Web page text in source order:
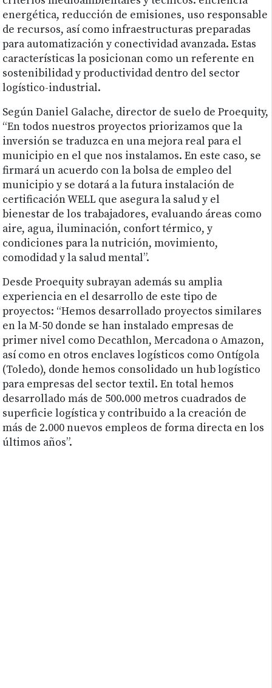
energética, reducción de emisiones, uso responsable
de recursos, así como infraestructuras preparadas
para automatización y conectividad avanzada. Estas
características la posicionan como un referente en
sostenibilidad y productividad dentro del sector
logístico-industrial.
Según Daniel Galache, director de suelo de Proequity,
“En todos nuestros proyectos priorizamos que la
inversión se traduzca en una mejora real para el
municipio en el que nos instalamos. En este caso, se
firmará un acuerdo con la bolsa de empleo del
municipio y se dotará a la futura instalación de
certificación WELL que asegura la salud y el
bienestar de los trabajadores, evaluando áreas como
aire, agua, iluminación, confort térmico, y
condiciones para la nutrición, movimiento,
comodidad y la salud mental”.
Desde Proequity subrayan además su amplia
experiencia en el desarrollo de este tipo de
proyectos: “Hemos desarrollado proyectos similares
en la M-50 donde se han instalado empresas de
primer nivel como Decathlon, Mercadona o Amazon,
así como en otros enclaves logísticos como Ontígola
(Toledo), donde hemos consolidado un hub logístico
para empresas del sector textil. En total hemos
desarrollado más de 500.000 metros cuadrados de
superficie logística y contribuido a la creación de
más de 2.000 nuevos empleos de forma directa en los
últimos años”.